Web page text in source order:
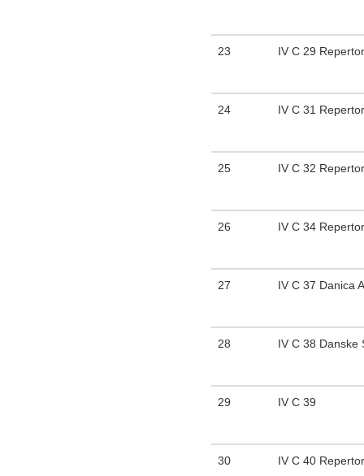
23 IV C 29
24 IV C 31
25 IV C 32
26 IV C 34
27 IV C 37 Danica
28 IV C 38 Danske
29 IV C 39
30 IV C 40